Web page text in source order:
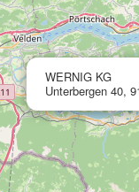
WERNIG KG
Unterbergen 40,